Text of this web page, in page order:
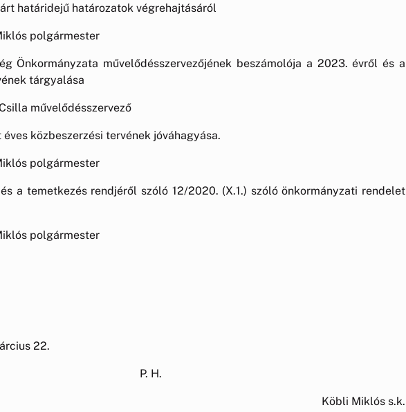
határidejű határozatok végrehajtásáról
polgármester
Önkormányzata művelődésszervezőjének beszámolója a 2023. évről és a
tárgyalása
művelődésszervező
közbeszerzési tervének jóváhagyása.
polgármester
a temetkezés rendjéről szóló 12/2020. (X.1.) szóló önkormányzati rendelet
polgármester
22.
P. H.
Köbli Miklós s.k.